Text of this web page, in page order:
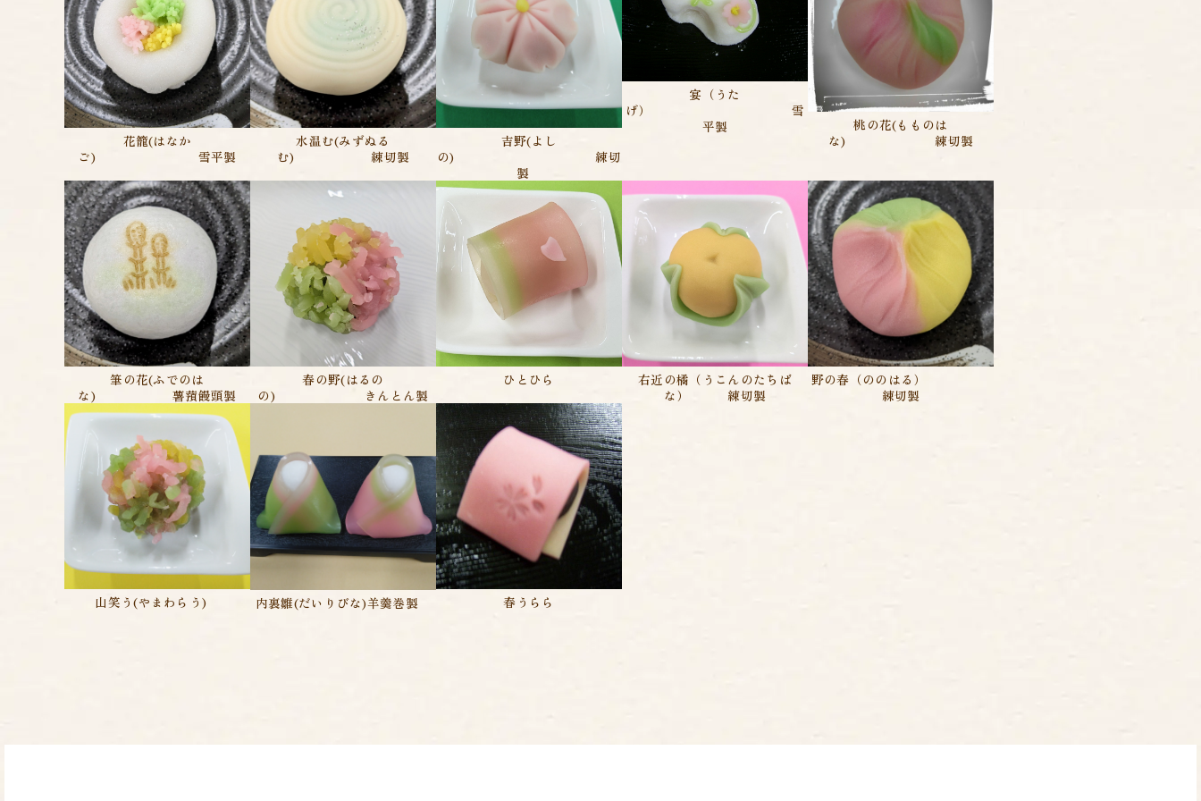
花籠(はなか
ご) 雪平製
水温む(みずぬる
む) 練切製
吉野(よし
の) 練切
製
宴（うた
げ） 雪
平製
桃の花(もものは
な) 練切製
筆の花(ふでのは
な) 薯蕷饅頭製
春の野(はるの
の) きんとん製
ひとひら
右近の橘（うこんのたちば
な） 練切製
野の春（ののはる）
練切製
山笑う(やまわらう) 内裏雛(だいりびな)羊羹巻製 春うらら